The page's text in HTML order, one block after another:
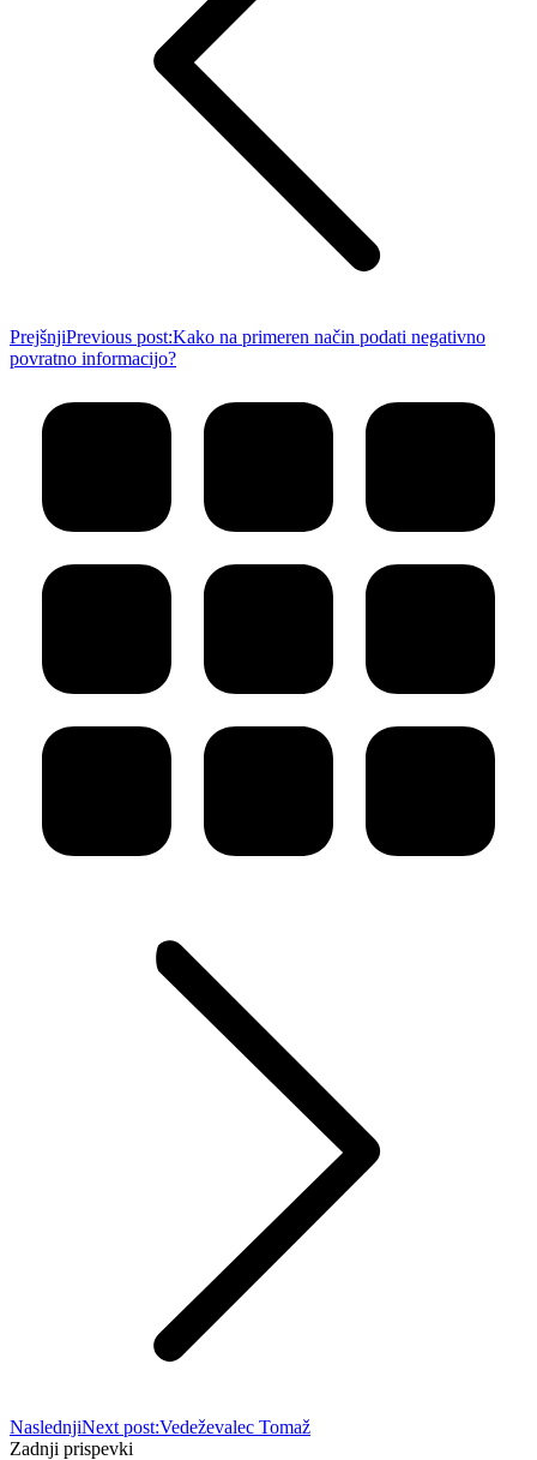
PrejšnjiPrevious post:Kako na primeren način podati negativno
povratno informacijo?
NaslednjiNext post:Vedeževalec Tomaž
Zadnji prispevki